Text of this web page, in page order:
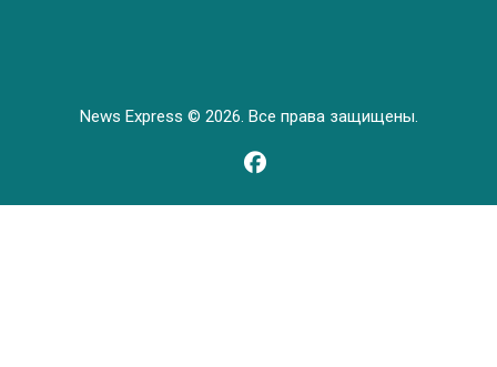
News Express © 2026. Все права защищены.